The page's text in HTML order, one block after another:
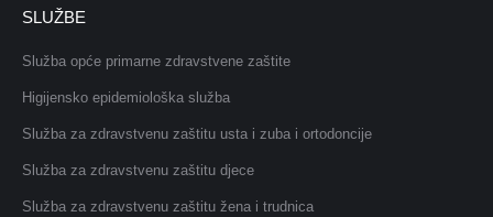
SLUŽBE
Služba opće primarne zdravstvene zaštite
Higijensko epidemiološka služba
Služba za zdravstvenu zaštitu usta i zuba i ortodoncije
Služba za zdravstvenu zaštitu djece
Služba za zdravstvenu zaštitu žena i trudnica